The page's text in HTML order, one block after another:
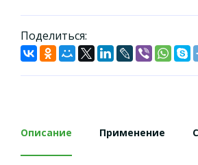
Поделиться:
Описание Применение